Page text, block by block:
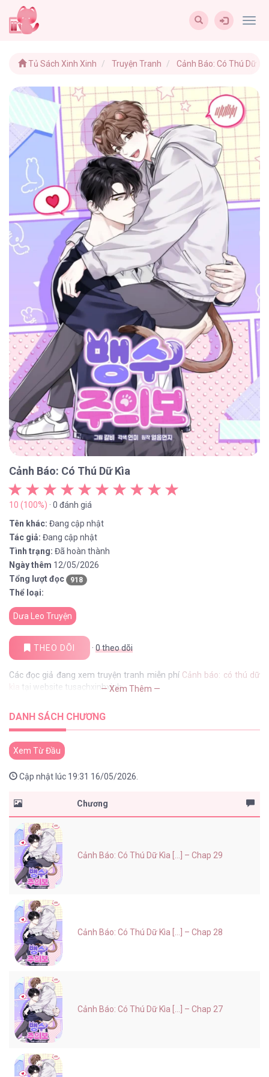
Tủ Sách Xinh Xinh Truyện Tranh Cảnh Báo: Có Thú Dữ Kìa
Cảnh Báo: Có Thú Dữ Kìa
10 (100%) · 0 đánh giá
Tên khác: Đang cập nhật
Tác giả: Đang cập nhật
Tình trạng: Đã hoàn thành
Ngày thêm 12/05/2026
Tổng lượt đọc
918
Thể loại:
Dưa Leo Truyện
THEO DÕI · 0theo dõi
Các đọc giả đang xem truyện tranh miễn phí Cảnh báo: có thú dữ
kìa
tại website tusachxinhxinh— Xem Thêm —
DANH SÁCH CHƯƠNG
Xem Từ Đầu
Cập nhật lúc 19:31 16/05/2026.
Chương
Cảnh Báo: Có Thú Dữ Kìa [...] – Chap 29
Cảnh Báo: Có Thú Dữ Kìa [...] – Chap 28
Cảnh Báo: Có Thú Dữ Kìa [...] – Chap 27